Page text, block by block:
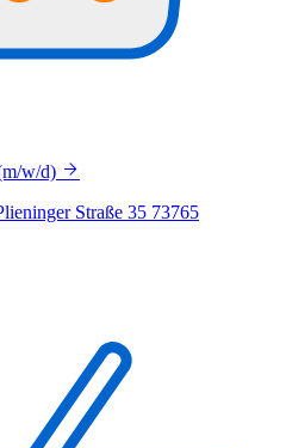
w/d)
Straße 35 73765